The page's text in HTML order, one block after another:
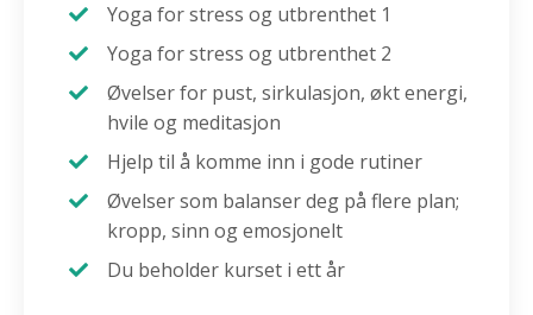
Yoga for stress og utbrenthet 1
Yoga for stress og utbrenthet 2
Øvelser for pust, sirkulasjon, økt energi,
hvile og meditasjon
Hjelp til å komme inn i gode rutiner
Øvelser som balanser deg på flere plan;
kropp, sinn og emosjonelt
Du beholder kurset i ett år